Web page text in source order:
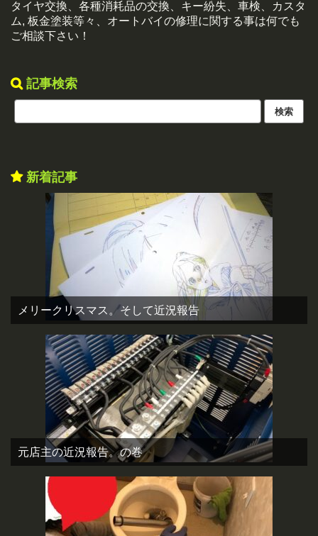
タイヤ交換、各種消耗品の交換、キー紛失、車検、カスタ
ム, 板金塗装等々、オートバイの修理に関する事は何でも
ご相談下さい！
記事検索
新着記事
メリークリスマス。そして近況報告
元店主の近況報告。の巻